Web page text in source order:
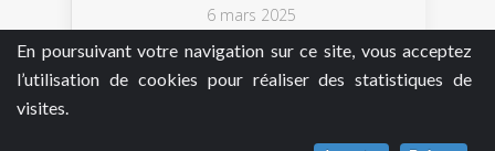
En poursuivant votre navigation sur ce site, vous acceptez
l’utilisation de cookies pour réaliser des statistiques de
visites.
6 mars 2025